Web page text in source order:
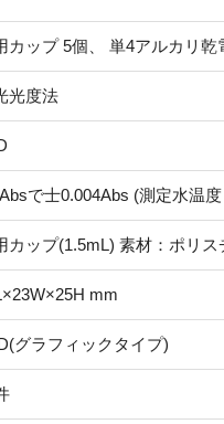
カップ 5個、 単4アルカリ
光度法
で士0.004Abs (測定水温
カップ(1.5mL) 素材：ポリ
mm
グラフィックタイプ)